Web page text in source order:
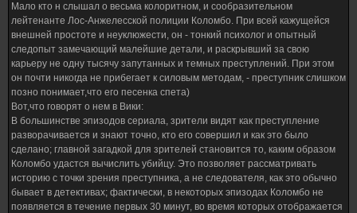
Мало кто н слышал о весьма колоритном, и сообразительном
лейтенанте Лос-Анжелесской полиции Коломбо. При всей кажущейся
внешней простоте и неуклюжести, он - тонкий психолог и опытный
следопыт замечающий малейшие детали, и раскрывший за свою
карьеру не одну тысячу запутанных и темных преступлений. При этом
он почти никогда не прибегает к силовым методам, - преступник слишком
позно понимает,что его песенка спета)
Вот,что говорят о нем в Вики:
В большинстве эпизодов сериала, зрители видят как преступление
разворачивается и знают точно, кто его совершил и как это было
сделано; главной загадкой для зрителей становится то, каким образом
Коломбо удастся вычислить убийцу. Это позволяет рассматривать
историю с точки зрения преступника, а не следователя, как это обычно
бывает в детективах; фактически, в некоторых эпизодах Коломбо не
появляется в течение первых 30 минут, во время которых отображается